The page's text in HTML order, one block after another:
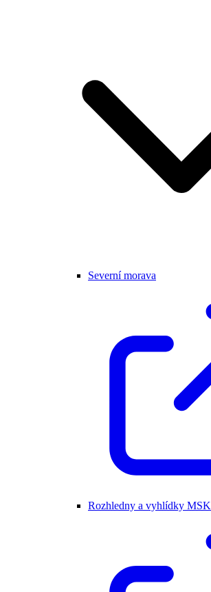
Severní morava
Rozhledny a vyhlídky MSK